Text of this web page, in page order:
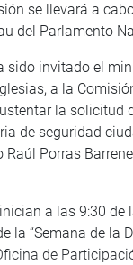
se llevará a
del Parlamento
sido invitado el
a la
la solicitud
de seguridad
Raúl Porras
a las 9:30 de
la “Semana de la
de